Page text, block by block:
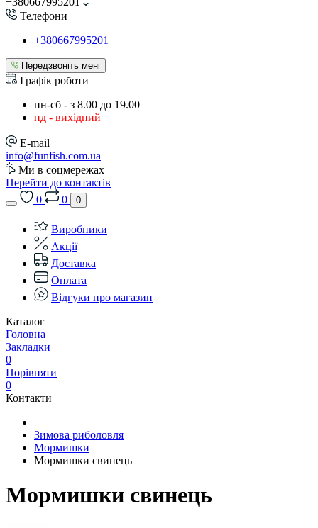
Телефони
+380667995201
Передзвоніть мені
Графік роботи
пн-сб - з 8.00 до 19.00
нд - вихідний
E-mail
info@funfish.com.ua
Ми в соцмережах
Перейти до контактів
0
0 0
Виробники
Акції
Доставка
Оплата
Відгуки про магазин
Каталог
Головна
Закладки
0
Порівняти
0
Контакти
Зимова риболовля
Мормишки
Мормишки свинець
Мормишки свинець